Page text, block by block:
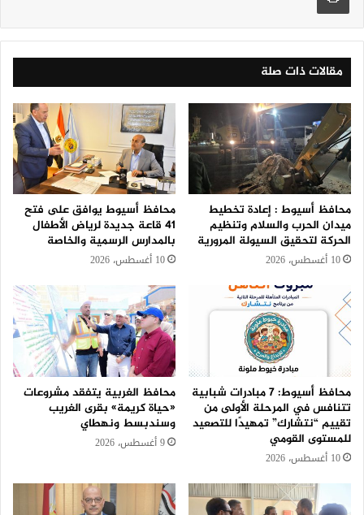
مقالات ذات صلة
محافظ أسيوط : إعادة تخطيط
ميدان الحرب والسلام وتنظيم
الحركة لتحقيق السيولة المرورية
10 أغسطس، 2026
محافظ أسيوط يوافق على فتح
41 قاعة جديدة لرياض الأطفال
بالمدارس الرسمية والخاصة
10 أغسطس، 2026
محافظ أسيوط: 7 مبادرات شبابية
تتنافس في المرحلة الأولى من
تقييم “نتشارك” تمهيدًا للتصعيد
للمستوى القومي
10 أغسطس، 2026
محافظ الغربية يتفقد مشروعات
«حياة كريمة» بقرى الغريب
وسندبسط ونهطاي
9 أغسطس، 2026